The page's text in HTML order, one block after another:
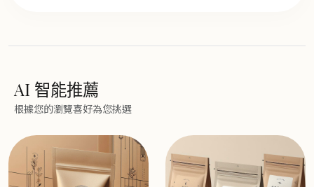
AI 智能推薦
根據您的瀏覽喜好為您挑選